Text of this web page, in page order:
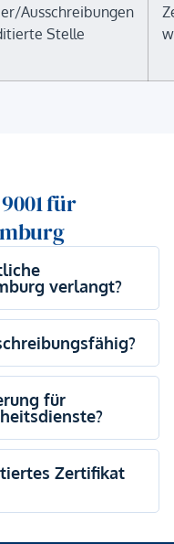
Ausschreibungen
Stelle
für
verlangt?
für
Zertifikat